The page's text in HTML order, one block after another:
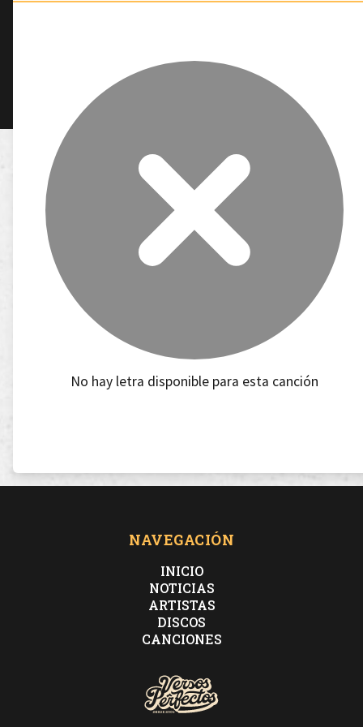
No hay letra disponible para esta canción
NAVEGACIÓN
INICIO
NOTICIAS
ARTISTAS
DISCOS
CANCIONES